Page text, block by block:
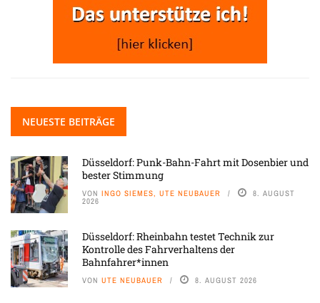
NEUESTE BEITRÄGE
Düsseldorf: Punk-Bahn-Fahrt mit Dosenbier und
bester Stimmung
VON INGO SIEMES, UTE NEUBAUER 8. AUGUST
2026
Düsseldorf: Rheinbahn testet Technik zur
Kontrolle des Fahrverhaltens der
Bahnfahrer*innen
VON UTE NEUBAUER 8. AUGUST 2026